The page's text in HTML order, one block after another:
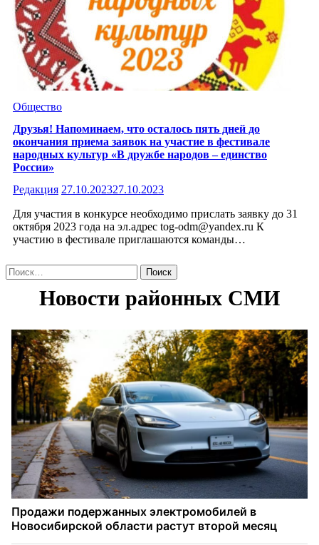
Общество
Друзья! Напоминаем, что осталось пять дней до
окончания приема заявок на участие в фестивале
народных культур «В дружбе народов – единство
России»
Редакция 27.10.202327.10.2023
Для участия в конкурсе необходимо прислать заявку до 31
октября 2023 года на эл.адрес tog-odm@yandex.ru К
участию в фестивале приглашаются команды…
Найти: